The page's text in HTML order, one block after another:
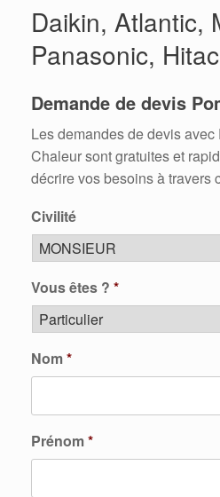
Daikin, Atlantic,
Panasonic,
Demande de devis
Les demandes de devis
Chaleur sont gratuites et
décrire vos besoins à travers
Civilité
Vous êtes ? *
Nom*
Prénom*